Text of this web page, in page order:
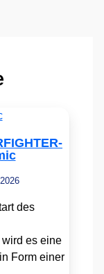
des
es eine
Form einer